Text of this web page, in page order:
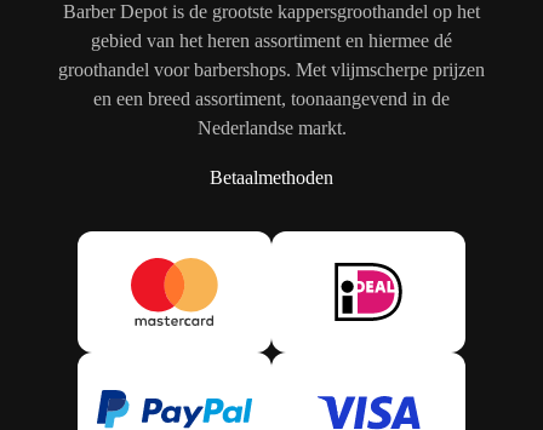
Barber Depot is de grootste kappersgroothandel op het
gebied van het heren assortiment en hiermee dé
groothandel voor barbershops. Met vlijmscherpe prijzen
en een breed assortiment, toonaangevend in de
Nederlandse markt.
Betaalmethoden